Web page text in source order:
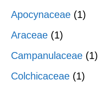
Apocynaceae (1)
Araceae (1)
Campanulaceae (1)
Colchicaceae (1)